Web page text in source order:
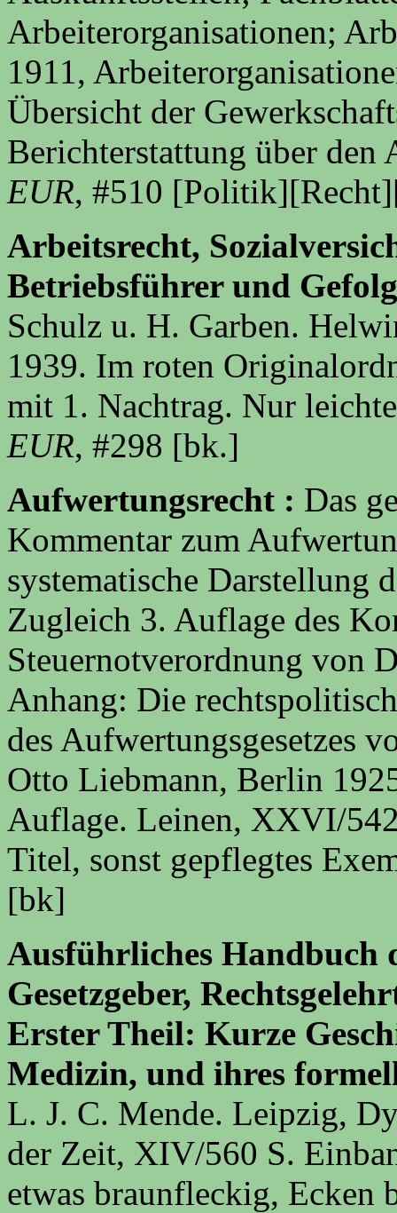
Arbeiterorganisationen;
1911,
Übersicht der
Berichterstattung über
EUR, #510
Arbeitsrecht,
Betriebsführer und
Schulz u. H. Garben.
1939. Im roten
mit 1. Nachtrag. Nur
EUR, #298 [bk.]
Aufwertungsrecht : Das
Kommentar zum
systematische Darstellung
Zugleich 3. Auflage des
Steuernotverordnung von
Anhang: Die
des Aufwertungsgesetzes
Otto Liebmann, Berlin
Auflage. Leinen, XXVI/
Titel, sonst gepflegtes
[bk]
Ausführliches Handbuch
Gesetzgeber,
Erster Theil: Kurze
Medizin, und ihres
L. J. C. Mende. Leipzig,
der Zeit, XIV/560 S.
etwas braunfleckig, Ecken